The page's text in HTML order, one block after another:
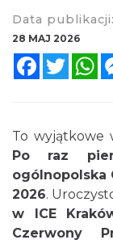
Data publikacji:
28 MAJ 2026
Facebook
To wyjątkowe
Po raz
ogólnopolska
2026.
w ICE
Czerwony